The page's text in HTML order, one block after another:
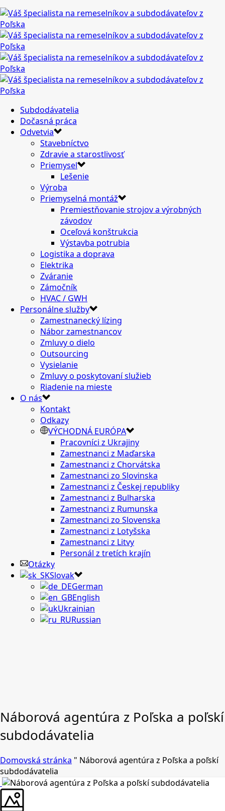
Subdodávatelia
Dočasná práca
Odvetvia
Stavebníctvo
Zdravie a starostlivosť
Priemysel
Lešenie
Výroba
Priemyselná montáž
Premiestňovanie strojov a výrobných
závodov
Oceľová konštrukcia
Výstavba potrubia
Logistika a doprava
Elektrika
Zváranie
Zámočník
HVAC / GWH
Personálne služby
Zamestnanecký lízing
Nábor zamestnancov
Zmluvy o dielo
Outsourcing
Vysielanie
Zmluvy o poskytovaní služieb
Riadenie na mieste
O nás
Kontakt
Odkazy
VÝCHODNÁ EURÓPA
Pracovníci z Ukrajiny
Zamestnanci z Maďarska
Zamestnanci z Chorvátska
Zamestnanci zo Slovinska
Zamestnanci z Českej republiky
Zamestnanci z Bulharska
Zamestnanci z Rumunska
Zamestnanci zo Slovenska
Zamestnanci z Lotyšska
Zamestnanci z Litvy
Personál z tretích krajín
Otázky
Slovak
German
English
Ukrainian
Russian
Náborová agentúra z Poľska a poľskí
subdodávatelia
Domovská stránka " Náborová agentúra z Poľska a poľskí
subdodávatelia